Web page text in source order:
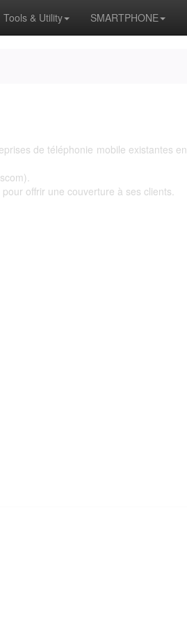
Tools & Utility SMARTPHONE
de téléphonie mobile existantes en
offrir une couverture à ses clients.